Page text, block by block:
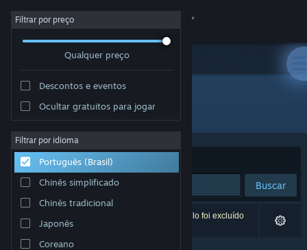
Iniciar sessão
Sobre
Suporte
Alterar idioma
Baixe o aplicativo móvel do Steam
Filtrar por preço
Qualquer preço
Descontos e eventos
Ocultar gratuitos para jogar
Filtrar por idioma
Português (Brasil)
Chinês simplificado
Chinês tradicional
Japonês
Coreano
Desenvolvedor: GabiVlg
Ordenar por Relevância
Buscar
0 resultados correspondem à sua busca. Um título foi excluído
de acordo com as suas preferências.